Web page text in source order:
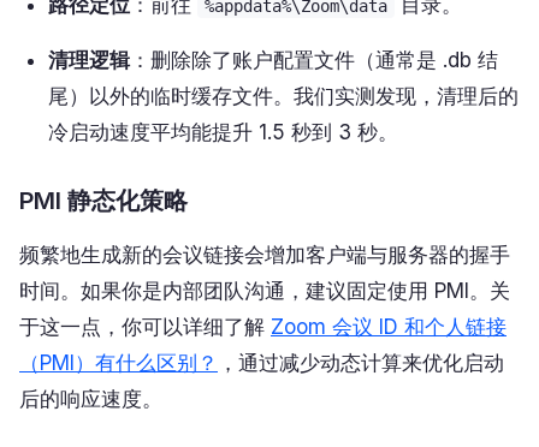
%appdata%\Zoom\data
清理逻辑：删除除了账户配置文件（通常是 .db 结
尾）以外的临时缓存文件。我们实测发现，清理后的
冷启动速度平均能提升 1.5 秒到 3 秒。
PMI 静态化策略
频繁地生成新的会议链接会增加客户端与服务器的握手
时间。如果你是内部团队沟通，建议固定使用 PMI。关
于这一点，你可以详细了解 Zoom 会议 ID 和个人链接
（PMI）有什么区别？ ，通过减少动态计算来优化启动
后的响应速度。